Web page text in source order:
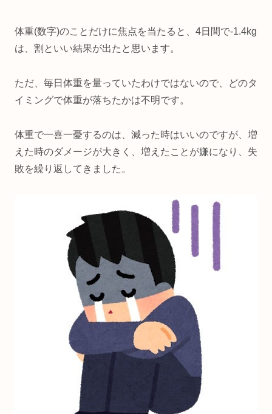
体重(数字)のことだけに焦点を当たると、4日間で-1.4kg
は、割といい結果が出たと思います。
ただ、毎日体重を量っていたわけではないので、どのタ
イミングで体重が落ちたかは不明です。
体重で一喜一憂するのは、減った時はいいのですが、増
えた時のダメージが大きく、増えたことが嫌になり、失
敗を繰り返してきました。